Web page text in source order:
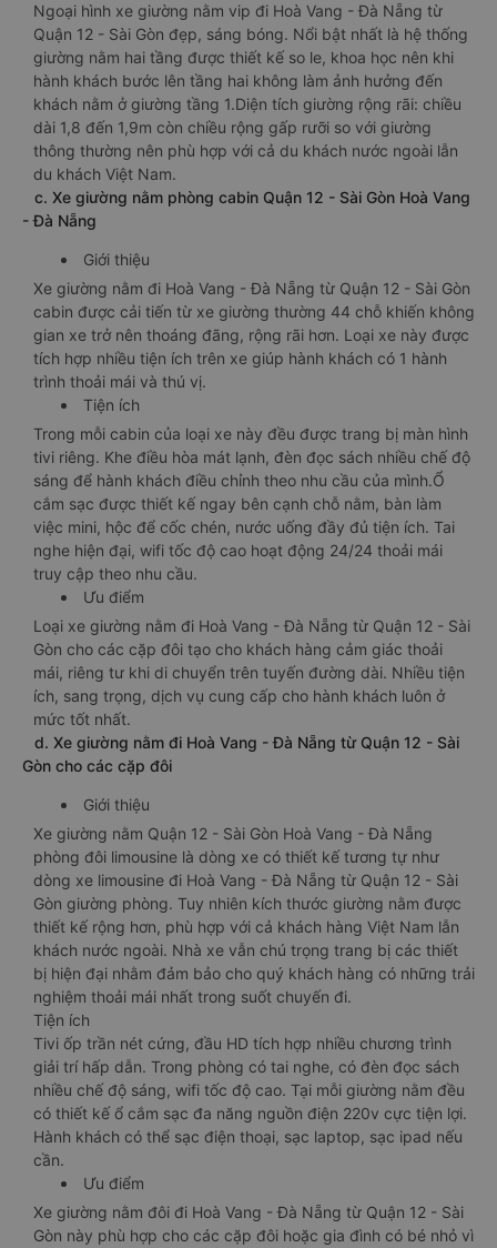
Ngoại hình xe giường nằm vip đi Hoà Vang - Đà Nẵng từ
Quận 12 - Sài Gòn đẹp, sáng bóng. Nổi bật nhất là hệ thống
giường nằm hai tầng được thiết kế so le, khoa học nên khi
hành khách bước lên tầng hai không làm ảnh hưởng đến
khách nằm ở giường tầng 1.Diện tích giường rộng rãi: chiều
dài 1,8 đến 1,9m còn chiều rộng gấp rưỡi so với giường
thông thường nên phù hợp với cả du khách nước ngoài lẫn
du khách Việt Nam.
c. Xe giường nằm phòng cabin Quận 12 - Sài Gòn Hoà Vang
- Đà Nẵng
Giới thiệu
Xe giường nằm đi Hoà Vang - Đà Nẵng từ Quận 12 - Sài Gòn
cabin được cải tiến từ xe giường thường 44 chỗ khiến không
gian xe trở nên thoáng đãng, rộng rãi hơn. Loại xe này được
tích hợp nhiều tiện ích trên xe giúp hành khách có 1 hành
trình thoải mái và thú vị.
Tiện ích
Trong mỗi cabin của loại xe này đều được trang bị màn hình
tivi riêng. Khe điều hòa mát lạnh, đèn đọc sách nhiều chế độ
sáng để hành khách điều chỉnh theo nhu cầu của mình.Ổ
cắm sạc được thiết kế ngay bên cạnh chỗ nằm, bàn làm
việc mini, hộc để cốc chén, nước uống đầy đủ tiện ích. Tai
nghe hiện đại, wifi tốc độ cao hoạt động 24/24 thoải mái
truy cập theo nhu cầu.
Ưu điểm
Loại xe giường nằm đi Hoà Vang - Đà Nẵng từ Quận 12 - Sài
Gòn cho các cặp đôi tạo cho khách hàng cảm giác thoải
mái, riêng tư khi di chuyển trên tuyến đường dài. Nhiều tiện
ích, sang trọng, dịch vụ cung cấp cho hành khách luôn ở
mức tốt nhất.
d. Xe giường nằm đi Hoà Vang - Đà Nẵng từ Quận 12 - Sài
Gòn cho các cặp đôi
Giới thiệu
Xe giường nằm Quận 12 - Sài Gòn Hoà Vang - Đà Nẵng
phòng đôi limousine là dòng xe có thiết kế tương tự như
dòng xe limousine đi Hoà Vang - Đà Nẵng từ Quận 12 - Sài
Gòn giường phòng. Tuy nhiên kích thước giường nằm được
thiết kế rộng hơn, phù hợp với cả khách hàng Việt Nam lẫn
khách nước ngoài. Nhà xe vẫn chú trọng trang bị các thiết
bị hiện đại nhằm đảm bảo cho quý khách hàng có những trải
nghiệm thoải mái nhất trong suốt chuyến đi.
Tiện ích
Tivi ốp trần nét cứng, đầu HD tích hợp nhiều chương trình
giải trí hấp dẫn. Trong phòng có tai nghe, có đèn đọc sách
nhiều chế độ sáng, wifi tốc độ cao. Tại mỗi giường nằm đều
có thiết kế ổ cắm sạc đa năng nguồn điện 220v cực tiện lợi.
Hành khách có thể sạc điện thoại, sạc laptop, sạc ipad nếu
cần.
Ưu điểm
Xe giường nằm đôi đi Hoà Vang - Đà Nẵng từ Quận 12 - Sài
Gòn này phù hợp cho các cặp đôi hoặc gia đình có bé nhỏ vì